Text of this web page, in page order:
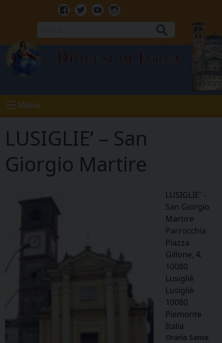
Facebook
TwitterYoutubeInstagram
Diocesi di Ivrea
Menu
LUSIGLIE’ – San
Giorgio Martire
LUSIGLIE' -
San Giorgio
Martire
Parrocchia
Piazza
Gillone, 4,
10080
Lusigliè
Lusigliè
10080
Piemonte
Italia
Orario Sante